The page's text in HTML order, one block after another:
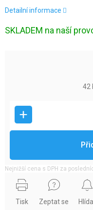
Detailní informace
SKLADEM na naší
42
Nejnižší cena s DPH za
Tisk Zeptat se